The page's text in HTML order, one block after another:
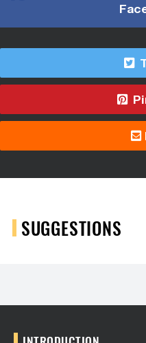
SUGGESTIONS